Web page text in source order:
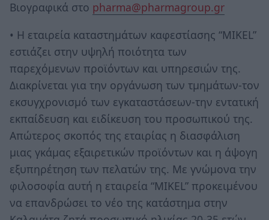
Βιογραφικά στο pharma@pharmagroup.gr
• Η εταιρεία καταστημάτων καφεστίασης “MIKEL”
εστιάζει στην υψηλή ποιότητα των
παρεχόμενων προϊόντων και υπηρεσιών της.
Διακρίνεται για την οργάνωση των τμημάτων-τον
εκσυγχρονισμό των εγκαταστάσεων-την εντατική
εκπαίδευση και ειδίκευση του προσωπικού της.
Απώτερος σκοπός της εταιρίας η διασφάλιση
μιας γκάμας εξαιρετικών προϊόντων και η άψογη
εξυπηρέτηση των πελατών της. Με γνώμονα την
φιλοσοφία αυτή η εταιρεία “MIKEL” προκειμένου
να επανδρώσει το νέο της κατάστημα στην